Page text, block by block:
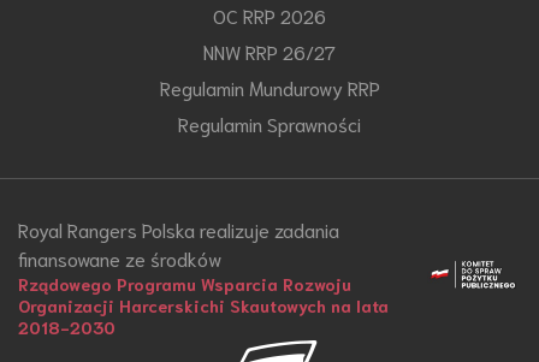
OC RRP 2026
NNW RRP 26/27
Regulamin Mundurowy RRP
Regulamin Sprawności
Royal Rangers Polska realizuje zadania
finansowane ze środków
Rządowego Programu Wsparcia Rozwoju
Organizacji Harcerskichi Skautowych na lata
2018-2030